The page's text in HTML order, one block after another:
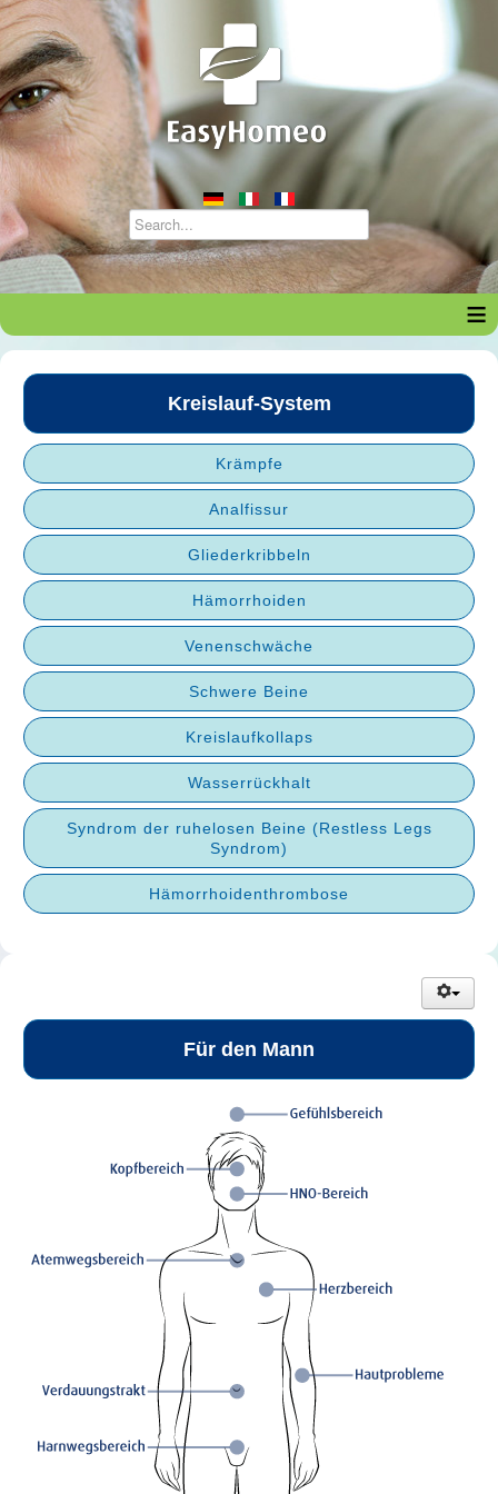
≡
Kreislauf-System
Krämpfe
Analfissur
Gliederkribbeln
Hämorrhoiden
Venenschwäche
Schwere Beine
Kreislaufkollaps
Wasserrückhalt
Syndrom der ruhelosen Beine (Restless Legs
Syndrom)
Hämorrhoidenthrombose
Für den Mann